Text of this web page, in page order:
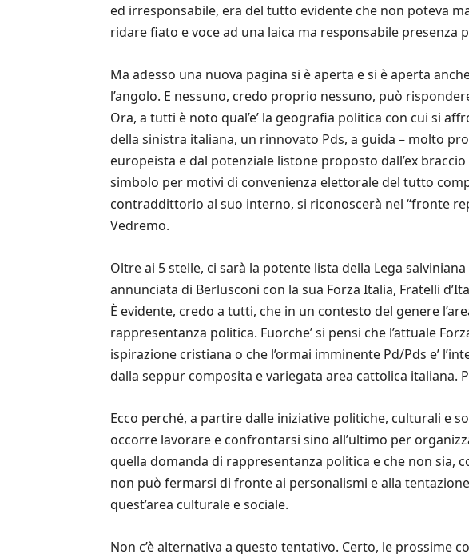
ed irresponsabile, era del tutto evidente che non poteva
ridare fiato e voce ad una laica ma responsabile
Ma adesso una nuova pagina si è aperta e si è aperta
l’angolo. E nessuno, credo proprio nessuno, può
Ora, a tutti è noto qual’e’ la geografia politica con cui si
della sinistra italiana, un rinnovato Pds, a guida – molto
europeista e dal potenziale listone proposto dall’ex
simbolo per motivi di convenienza elettorale del tutto
contraddittorio al suo interno, si riconoscerà nel “fronte
Vedremo.
Oltre ai 5 stelle, ci sarà la potente lista della Lega
annunciata di Berlusconi con la sua Forza Italia, Fratelli
È evidente, credo a tutti, che in un contesto del genere
rappresentanza politica. Fuorche’ si pensi che l’attuale
ispirazione cristiana o che l’ormai imminente Pd/Pds e’
dalla seppur composita e variegata area cattolica italiana.
Ecco perché, a partire dalle iniziative politiche, culturali e
occorre lavorare e confrontarsi sino all’ultimo per
quella domanda di rappresentanza politica e che non sia,
non può fermarsi di fronte ai personalismi e alla
quest’area culturale e sociale.
Non c’è alternativa a questo tentativo. Certo, le prossime